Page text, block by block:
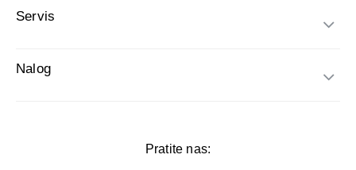
Servis
Nalog
Pratite nas: